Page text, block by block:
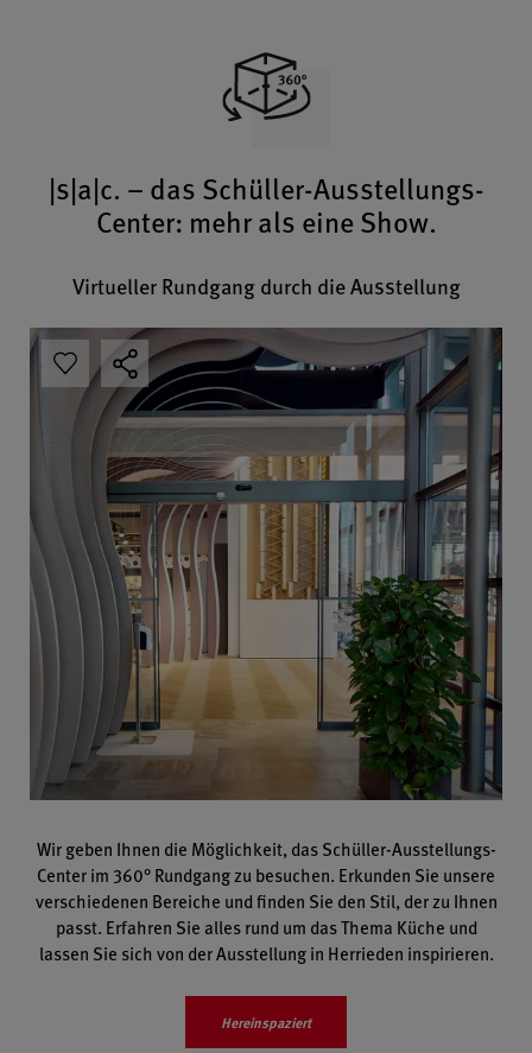
|s|a|c. – das Schüller-Ausstellungs-
Center: mehr als eine Show.
Virtueller Rundgang durch die Ausstellung
Wir geben Ihnen die Möglichkeit, das Schüller-Ausstellungs-
Center im 360° Rundgang zu besuchen. Erkunden Sie unsere
verschiedenen Bereiche und finden Sie den Stil, der zu Ihnen
passt. Erfahren Sie alles rund um das Thema Küche und
lassen Sie sich von der Ausstellung in Herrieden inspirieren.
Hereinspaziert